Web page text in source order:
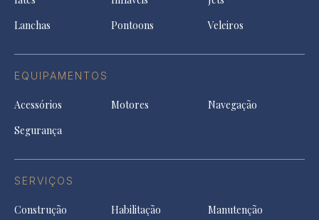
Lanchas
Pontoons Veleiros
EQUIPAMENTOS
Acessórios Motores
Navegação
Segurança
SERVIÇOS
Construção Habilitação
Manutenção